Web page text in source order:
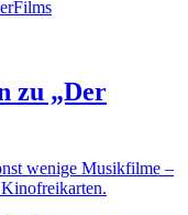
zu „Der
wenige Musikfilme –